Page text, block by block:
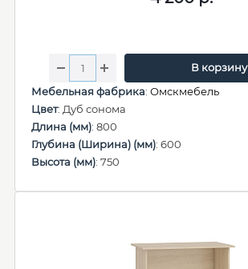
В корзину
Мебельная фабрика: Омскмебель
Цвет: Дуб сонома
Длина (мм): 800
Глубина (Ширина) (мм): 600
Высота (мм): 750